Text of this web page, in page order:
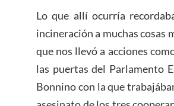
Lo que allí ocurría
incineración a muchas cosas
que nos llevó a acciones
las puertas del Parlamento
Bonnino con la que